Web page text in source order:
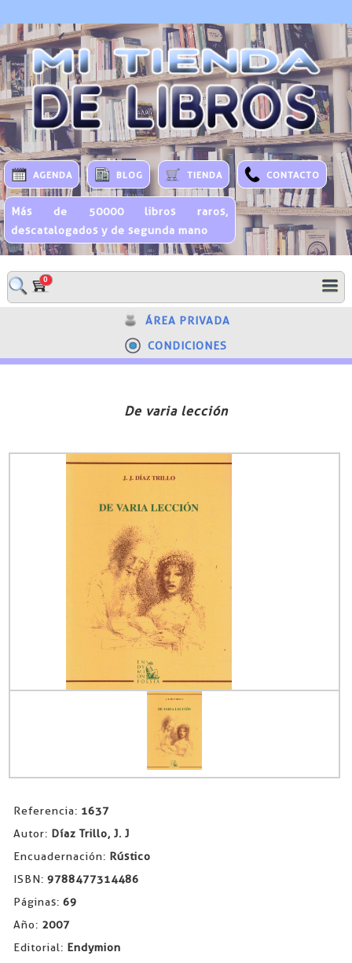
AGENDA BLOG TIENDA CONTACTO
Más de 50000 libros raros,
descatalogados y de segunda mano
0
ÁREA PRIVADA
CONDICIONES
De varia lección
Referencia: 1637
Autor: Díaz Trillo, J. J
Encuadernación: Rústico
ISBN: 9788477314486
Páginas: 69
Año: 2007
Editorial: Endymion